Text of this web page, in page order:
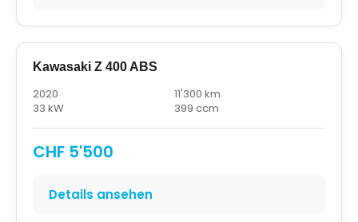
Kawasaki Z 400 ABS
2020
11'300 km
33 kW
399 ccm
CHF 5'500
Details ansehen